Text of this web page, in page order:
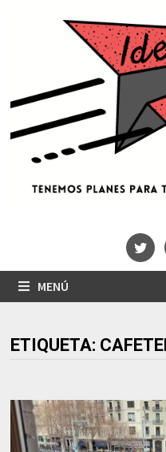
MENÚ
ETIQUETA: